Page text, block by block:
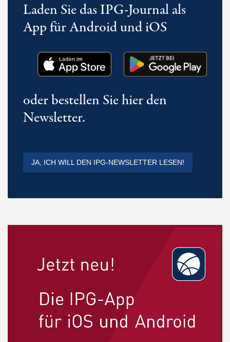
Laden Sie das IPG-Journal als
App für Android und iOS
oder bestellen Sie hier den
Newsletter.
JA, ICH WILL DEN IPG-NEWSLETTER LESEN!